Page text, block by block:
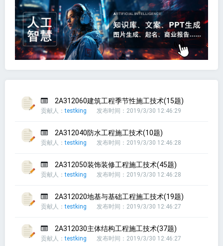
2A312060建筑工程季节性施工技术(15题)
贡献人：testking 发布时间：2019/3/30 12:46:29
2A312040防水工程施工技术(10题)
贡献人：testking 发布时间：2019/3/30 12:46:28
2A312050装饰装修工程施工技术(45题)
贡献人：testking 发布时间：2019/3/30 12:46:28
2A312020地基与基础工程施工技术(19题)
贡献人：testking 发布时间：2019/3/30 12:46:27
2A312030主体结构工程施工技术(37题)
贡献人：testking 发布时间：2019/3/30 12:46:27